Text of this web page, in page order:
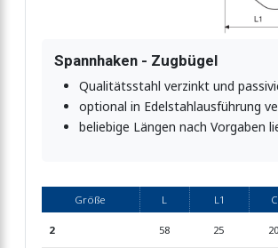
Spannhaken - Zugbügel
Qualitätsstahl verzinkt und
optional in Edelstahlausführung
beliebige Längen nach Vorgaben
Größe L L1 C
2 58 25 20